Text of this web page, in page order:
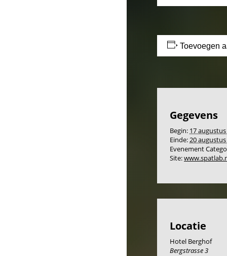
Gegevens
Begin: 17
Einde:20 augustus
Evenement
Site:
Locatie
Hotel Berghof
Bergstrasse 3
Toevoegen